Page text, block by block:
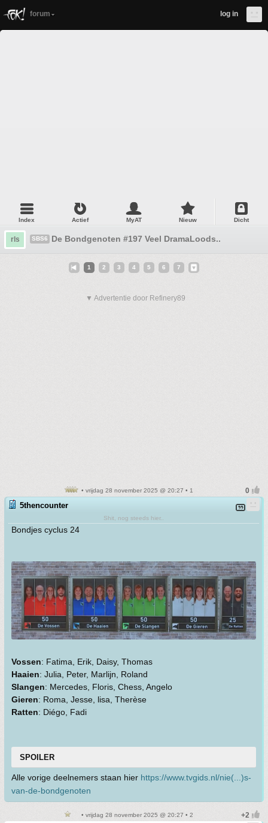
forum log in
Index Actief MyAT Nieuw Dicht
rls SBS6 De Bondgenoten #197 Veel DramaLoods..
1 2 3 4 5 6 7
▼ Advertentie door Refinery89
• vrijdag 28 november 2025 @ 20:27 • 1
5thencounter
Shit, nog steeds hier..
Bondjes cyclus 24
Vossen: Fatima, Erik, Daisy, Thomas
Haaien: Julia, Peter, Marlijn, Roland
Slangen: Mercedes, Floris, Chess, Angelo
Gieren: Roma, Jesse, lisa, Therèse
Ratten: Diégo, Fadi
SPOILER
Alle vorige deelnemers staan hier https://www.tvgids.nl/nie(...)s-
van-de-bondgenoten
• vrijdag 28 november 2025 @ 20:27 • 2